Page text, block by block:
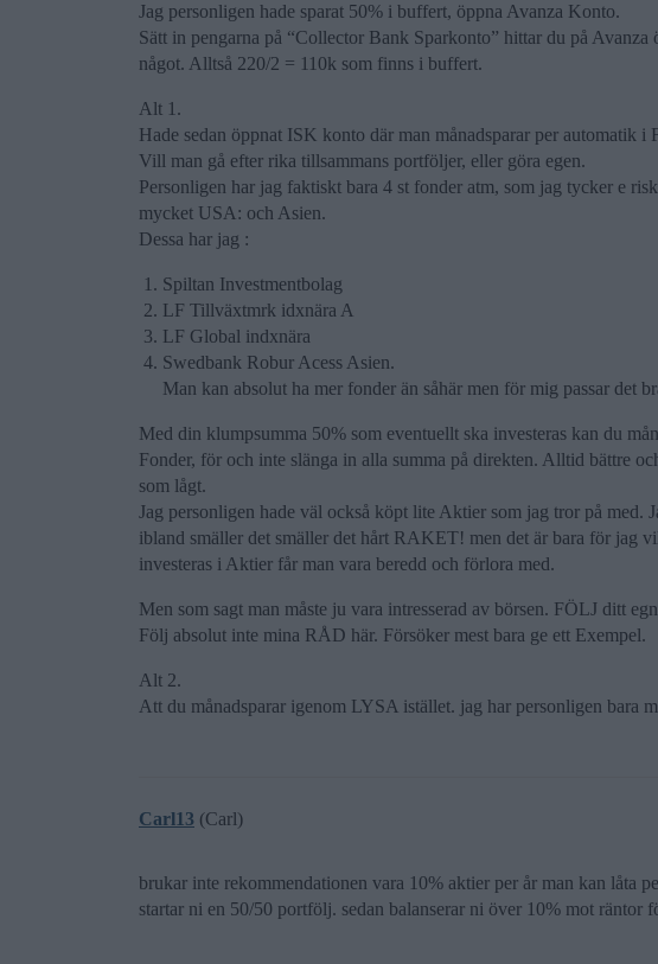
Jag personligen hade sparat 50% i buffert, öppna Avanza Konto.
Sätt in pengarna på “Collector Bank Sparkonto” hittar du på
något. Alltså 220/2 = 110k som finns i buffert.
Alt 1.
Hade sedan öppnat ISK konto där man månadsparar per automatik
Vill man gå efter rika tillsammans portföljer, eller göra egen.
Personligen har jag faktiskt bara 4 st fonder atm, som jag tycker e
mycket USA: och Asien.
Dessa har jag :
Spiltan Investmentbolag
LF Tillväxtmrk idxnära A
LF Global indxnära
Swedbank Robur Acess Asien.
Man kan absolut ha mer fonder än såhär men för mig passar det
Med din klumpsumma 50% som eventuellt ska investeras kan du
Fonder, för och inte slänga in alla summa på direkten. Alltid bättre
som lågt.
Jag personligen hade väl också köpt lite Aktier som jag tror på med.
ibland smäller det smäller det hårt RAKET! men det är bara för jag
investeras i Aktier får man vara beredd och förlora med.
Men som sagt man måste ju vara intresserad av börsen. FÖLJ ditt
Följ absolut inte mina RÅD här. Försöker mest bara ge ett Exempel.
Alt 2.
Att du månadsparar igenom LYSA istället. jag har personligen bara
Carl13 (Carl)
brukar inte rekommendationen vara 10% aktier per år man kan låta
startar ni en 50/50 portfölj. sedan balanserar ni över 10% mot räntor